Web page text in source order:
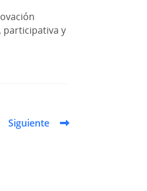
participativa y
Siguiente